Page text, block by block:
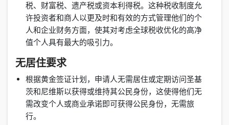
税、财富税、遗产税或资本利得税。这种税收制度允
许投资者和商人以更及时和有效的方式管理他们的个
人和企业财务方面，使其对考虑全球税收优化的高净
值个人具有最大的吸引力。
无居住要求
根据黄金签证计划，申请人无需居住或定期访问圣基
茨和尼维斯以获得或维持其公民身份，这使得他们无
需改变个人或商业承诺即可获得公民身份，无需旅
行。